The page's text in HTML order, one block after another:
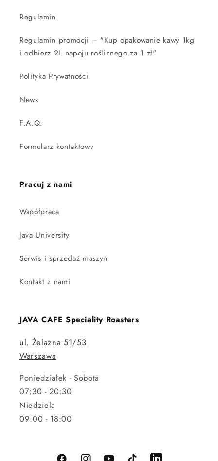
Regulamin
Regulamin promocji – "Kup opakowanie kawy 1kg
i odbierz 2L napoju roślinnego za 1 zł"
Polityka Prywatności
News
F.A.Q.
Formularz kontaktowy
Pracuj z nami
Współpraca
Java University
Serwis i sprzedaż maszyn
Kontakt z nami
JAVA CAFE Speciality Roasters
ul. Żelazna 51/53
Warszawa
Poniedziałek - Sobota
07:30 - 20:30
Niedziela
09:00 - 18:00